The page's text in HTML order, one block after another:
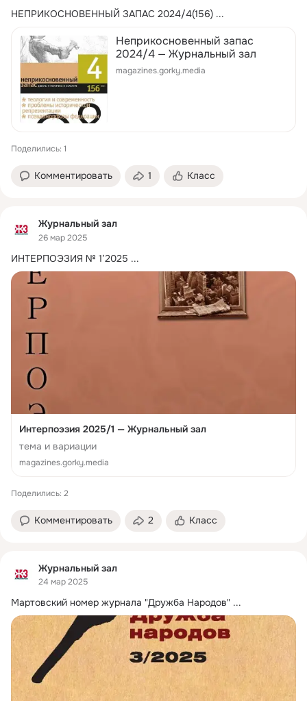
НЕПРИКОСНОВЕННЫЙ ЗАПАС 2024/4(156) ...
Неприкосновенный запас
2024/4 — Журнальный зал
magazines.gorky.media
Поделились: 1
Комментировать 1 Класс
Журнальный зал
26 мар 2025
ИНТЕРПОЭЗИЯ № 1’2025 ...
Интерпоэзия 2025/1 — Журнальный зал
тема и вариации
magazines.gorky.media
Поделились: 2
Комментировать 2 Класс
Журнальный зал
24 мар 2025
Мартовский номер журнала "Дружба Народов" ...